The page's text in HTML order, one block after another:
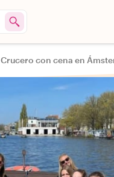
Crucero con cena en